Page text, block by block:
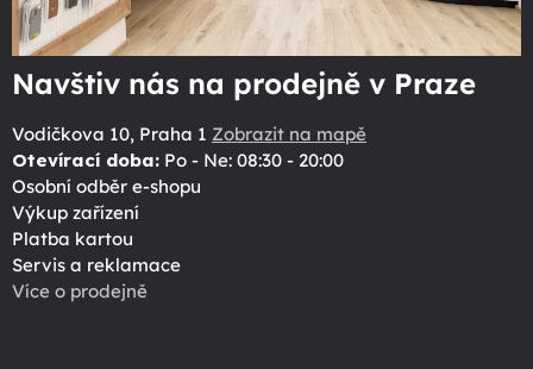
Navštiv nás na prodejně v Praze
Vodičkova 10, Praha 1 Zobrazit na mapě
Otevírací doba: Po - Ne: 08:30 - 20:00
Osobní odběr e-shopu
Výkup zařízení
Platba kartou
Servis a reklamace
Více o prodejně